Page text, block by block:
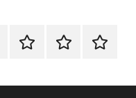
Publicaciones
Sobre
Español